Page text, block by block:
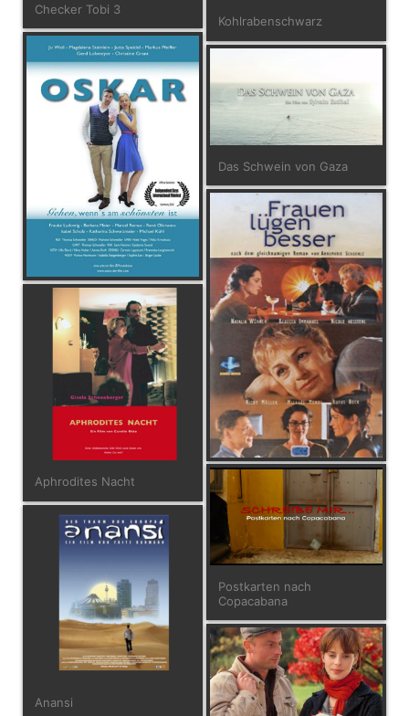
Checker Tobi 3
Kohlrabenschwarz
Das Schwein von Gaza
Aphrodites Nacht
Postkarten nach
Copacabana
Anansi